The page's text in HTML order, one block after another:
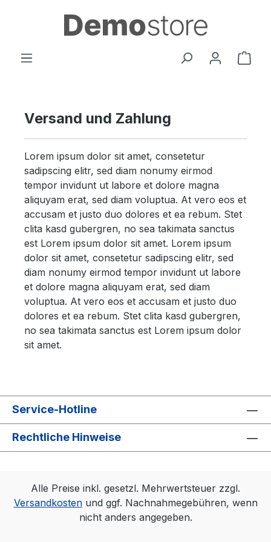
Zum Hauptinhalt springen
Versand und Zahlung
Lorem ipsum dolor sit amet, consetetur
sadipscing elitr, sed diam nonumy eirmod
tempor invidunt ut labore et dolore magna
aliquyam erat, sed diam voluptua. At vero eos et
accusam et justo duo dolores et ea rebum. Stet
clita kasd gubergren, no sea takimata sanctus
est Lorem ipsum dolor sit amet. Lorem ipsum
dolor sit amet, consetetur sadipscing elitr, sed
diam nonumy eirmod tempor invidunt ut labore
et dolore magna aliquyam erat, sed diam
voluptua. At vero eos et accusam et justo duo
dolores et ea rebum. Stet clita kasd gubergren,
no sea takimata sanctus est Lorem ipsum dolor
sit amet.
Service-Hotline
Rechtliche Hinweise
Alle Preise inkl. gesetzl. Mehrwertsteuer zzgl.
Versandkostenund ggf. Nachnahmegebühren, wenn
nicht anders angegeben.